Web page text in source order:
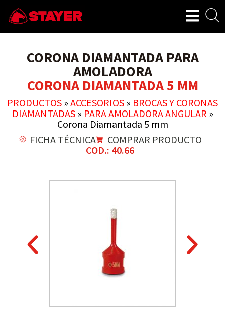
CORONA DIAMANTADA PARA
AMOLADORA
CORONA DIAMANTADA 5 MM
PRODUCTOS » ACCESORIOS » BROCAS Y CORONAS
DIAMANTADAS» PARA AMOLADORA ANGULAR »
Corona Diamantada 5 mm
FICHA TÉCNICA
COMPRAR PRODUCTO
COD.: 40.66